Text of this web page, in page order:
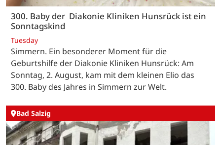
300. Baby der Diakonie Kliniken Hunsrück ist ein
Sonntagskind
Tuesday
Simmern. Ein besonderer Moment für die
Geburtshilfe der Diakonie Kliniken Hunsrück: Am
Sonntag, 2. August, kam mit dem kleinen Elio das
300. Baby des Jahres in Simmern zur Welt.
Bad Salzig